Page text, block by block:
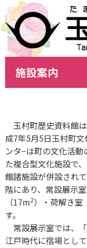
施設案内
玉村町歴史資料館
成7年5月5日玉村町
ンタ−は町の文化活
た複合型文化施設で
館諸施設が併設され
階にあり、常設展示
（17m2）・荷解き室
す。
常設展示室では、
江戸時代に宿場とし